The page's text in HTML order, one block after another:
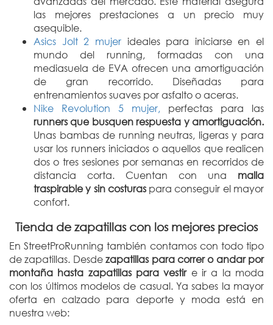
las mejores prestaciones a un precio muy
asequible.
Asics Jolt 2 mujerideales para iniciarse en el
mundo del running, formadas con una
mediasuela de EVA ofrecen una amortiguación
de gran recorrido. Diseñadas para
entrenamientos suaves por asfalto o aceras.
Nike Revolution 5 mujer, perfectas para las
runners que busquen respuesta y amortiguación.
Unas bambas de running neutras, ligeras y para
usar los runners iniciados o aquellos que realicen
dos o tres sesiones por semanas en recorridos de
distancia corta. Cuentan con una malla
traspirable y sin costuras para conseguir el mayor
confort.
Tienda de zapatillas con los mejores precios
En StreetProRunning también contamos con todo tipo
de zapatillas. Desdezapatillas para correr o andar por
montaña hasta zapatillas para vestire ir a la moda
con los últimos modelos de casual. Ya sabes la mayor
oferta en calzado para deporte y moda está en
nuestra web: